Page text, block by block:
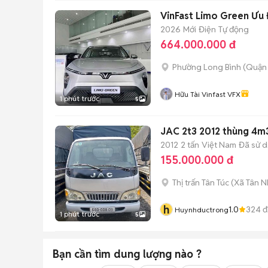
1 phút trước 5
VinFast Limo Green Ưu
2026 Mới Điện Tự động
664.000.000 đ
Phường Long Bình
Hữu Tài Vinfast VFX
1 phút trước 5
JAC 2t3 2012 thùng
2012 2 tấn Việt Nam Đã sử
155.000.000 đ
Thị trấn Tân Túc (Xã Tân
h Huynhductrong1.0 324
Bạn cần tìm dung lượng nào ?